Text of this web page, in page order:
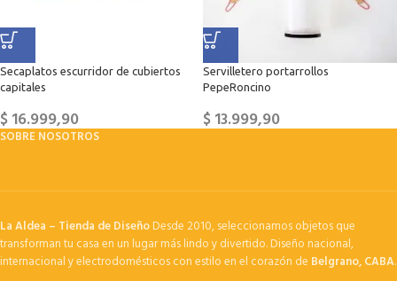
Secaplatos escurridor de cubiertos
capitales
$16.999,90
Servilletero portarrollos
PepeRoncino
$13.999,90
SOBRE NOSOTROS
La Aldea – Tienda de DiseñoDesde 2010, seleccionamos objetos que
transforman tu casa en un lugar más lindo y divertido. Diseño nacional,
internacional y electrodomésticos con estilo en el corazón de Belgrano, CABA.